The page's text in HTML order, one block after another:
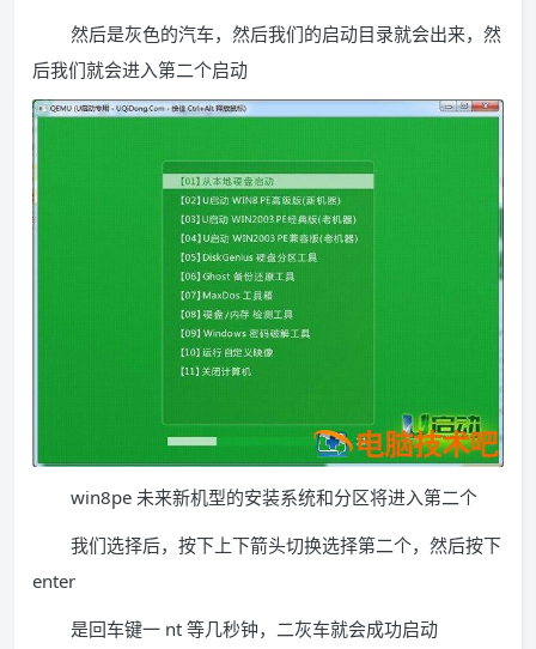
然后是灰色的汽车，然后我们的启动目录就会出来，然
后我们就会进入第二个启动
win8pe 未来新机型的安装系统和分区将进入第二个
我们选择后，按下上下箭头切换选择第二个，然后按下
enter
是回车键一 nt 等几秒钟，二灰车就会成功启动